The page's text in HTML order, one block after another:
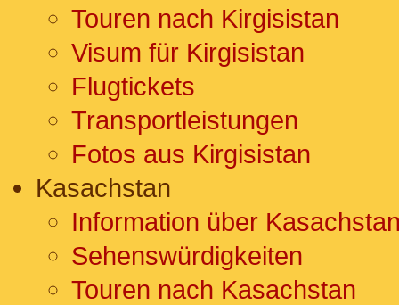
Touren nach Kirgisistan
Visum für Kirgisistan
Flugtickets
Transportleistungen
Fotos aus Kirgisistan
Kasachstan
Information über
Sehenswürdigkeiten
Touren nach Kasachstan